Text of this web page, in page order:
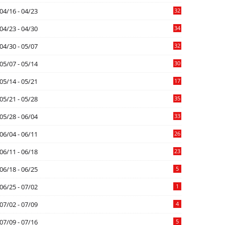
04/16 - 04/23 32
04/23 - 04/30 34
04/30 - 05/07 32
05/07 - 05/14 30
05/14 - 05/21 17
05/21 - 05/28 35
05/28 - 06/04 33
06/04 - 06/11 26
06/11 - 06/18 23
06/18 - 06/25 5
06/25 - 07/02 1
07/02 - 07/09 4
07/09 - 07/16 5